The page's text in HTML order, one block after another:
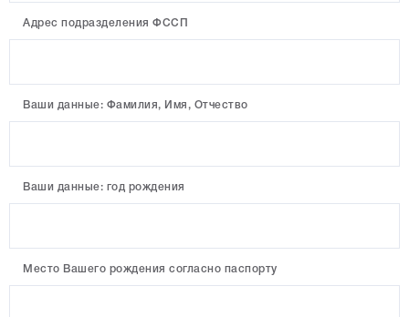
Адрес подразделения ФССП
Ваши данные: Фамилия, Имя, Отчество
Ваши данные: год рождения
Место Вашего рождения согласно паспорту